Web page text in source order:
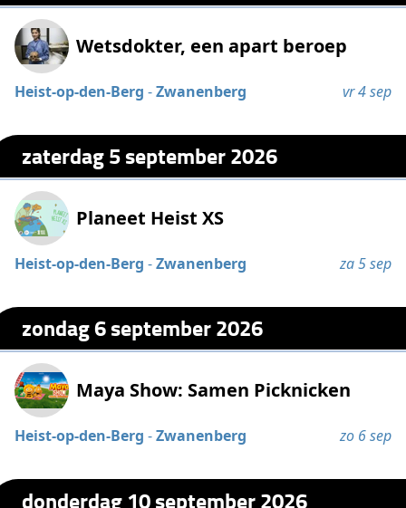
Wetsdokter, een apart beroep
Heist-op-den-Berg -Zwanenberg vr 4 sep
zaterdag 5 september 2026
Planeet Heist XS
Heist-op-den-Berg -Zwanenberg za 5 sep
zondag 6 september 2026
Maya Show: Samen Picknicken
Heist-op-den-Berg -Zwanenberg zo 6 sep
donderdag 10 september 2026